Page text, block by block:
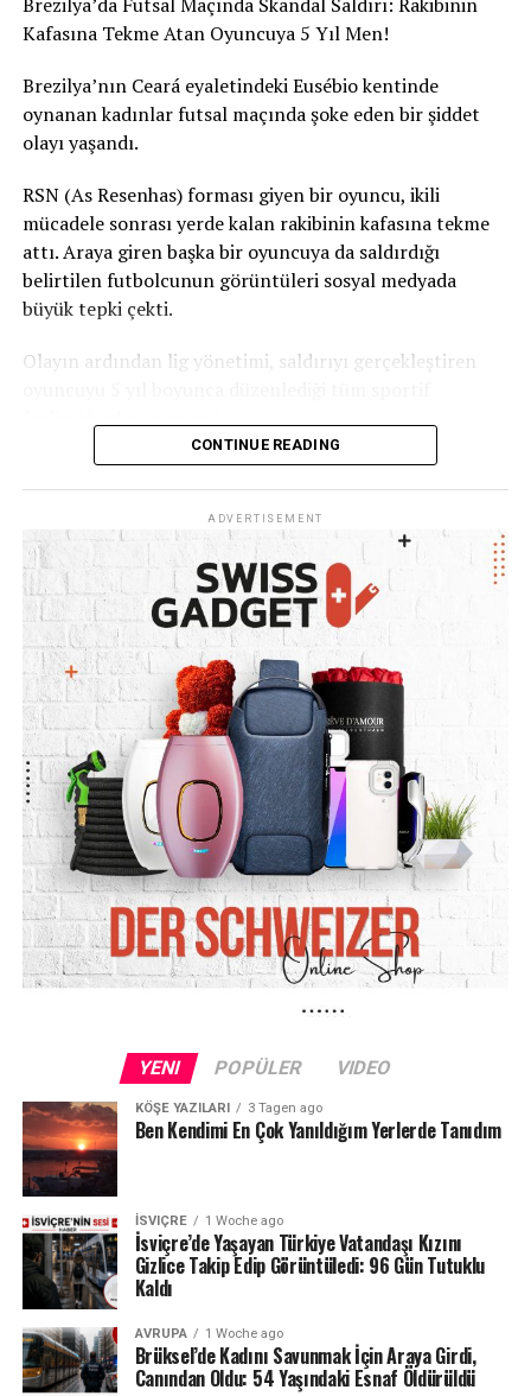
Kafasına Tekme Atan Oyuncuya 5 Yıl Men!
Brezilya’nın Ceará eyaletindeki Eusébio kentinde
oynanan kadınlar futsal maçında şoke eden bir şiddet
olayı yaşandı.
RSN (As Resenhas) forması giyen bir oyuncu, ikili
mücadele sonrası yerde kalan rakibinin kafasına tekme
attı. Araya giren başka bir oyuncuya da saldırdığı
belirtilen futbolcunun görüntüleri sosyal medyada
büyük tepki çekti.
Olayın ardından lig yönetimi, saldırıyı gerçekleştiren
Ceará Sivil Polisi de olayla ilgili soruşturma başlattı.
CONTINUE READING
ADVERTISEMENT
YENI POPÜLER VIDEO
KÖŞE YAZILARI 3 Tagen ago
Ben Kendimi En Çok Yanıldığım Yerlerde Tanıdım
İSVIÇRE 1 Woche ago
İsviçre’de Yaşayan Türkiye Vatandaşı Kızını
Gizlice Takip Edip Görüntüledi: 96 Gün Tutuklu
Kaldı
AVRUPA 1 Woche ago
Brüksel’de Kadını Savunmak İçin Araya Girdi,
Canından Oldu: 54 Yaşındaki Esnaf Öldürüldü